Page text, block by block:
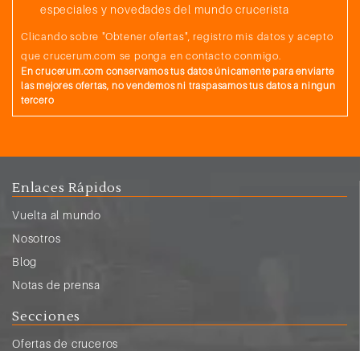
especiales y novedades del mundo crucerista
Clicando sobre "Obtener ofertas", registro mis datos y acepto
que crucerum.com se ponga en contacto conmigo.
En crucerum.com conservamos tus datos únicamente para enviarte
las mejores ofertas, no vendemos ni traspasamos tus datos a ningun
tercero
Enlaces Rápidos
Vuelta al mundo
Nosotros
Blog
Notas de prensa
Secciones
Ofertas de cruceros